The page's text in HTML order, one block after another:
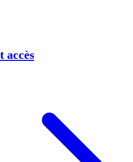
accès